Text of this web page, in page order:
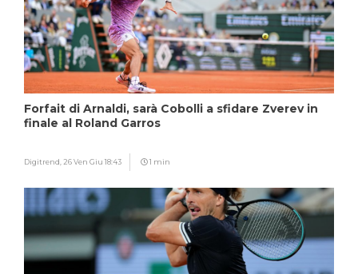
Forfait di Arnaldi, sarà Cobolli a sfidare Zverev in
finale al Roland Garros
Digitrend, 26 Ven Giu 18:43 1 min